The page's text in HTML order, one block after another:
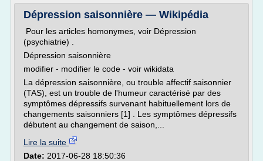
Dépression saisonnière — Wikipédia
Pour les articles homonymes, voir Dépression
(psychiatrie) .
Dépression saisonnière
modifier - modifier le code - voir wikidata
La dépression saisonnière, ou trouble affectif saisonnier
(TAS), est un trouble de l'humeur caractérisé par des
symptômes dépressifs survenant habituellement lors de
changements saisonniers [1] . Les symptômes dépressifs
débutent au changement de saison,...
Lire la suite
Date: 2017-06-28 18:50:36